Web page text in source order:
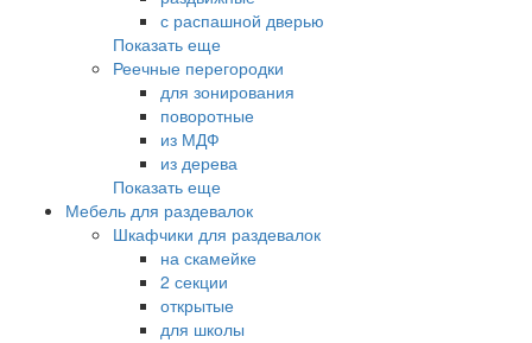
с распашной дверью
Показать еще
Реечные перегородки
для зонирования
поворотные
из МДФ
из дерева
Показать еще
Мебель для раздевалок
Шкафчики для раздевалок
на скамейке
2 секции
открытые
для школы